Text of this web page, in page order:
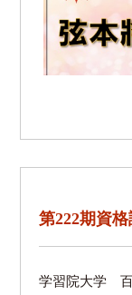
第222期資
学習院大学 百